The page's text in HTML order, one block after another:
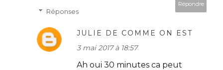
Répondre
Réponses
JULIE DE COMME ON EST
3 mai 2017 à 18:57
Ah oui 30 minutes ca peut